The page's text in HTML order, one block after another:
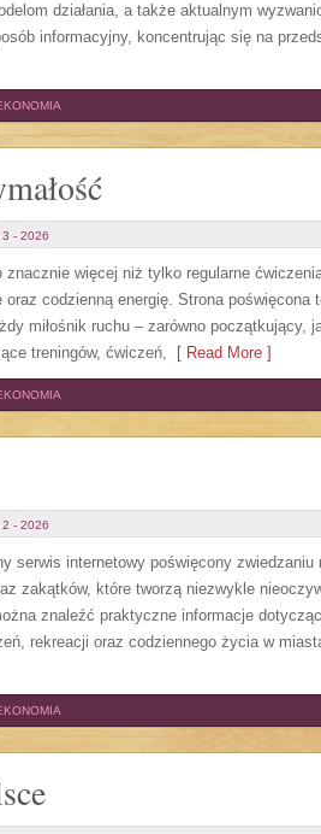
działania, a także aktualnym
informacyjny, koncentrując się na
3 - 2026
więcej niż tylko regularne
codzienną energię. Strona poświęcona
miłośnik ruchu – zarówno początkujący,
treningów, ćwiczeń, [ Read More ]
2 - 2026
serwis internetowy poświęcony
zakątków, które tworzą niezwykle
znaleźć praktyczne informacje
rekreacji oraz codziennego życia w